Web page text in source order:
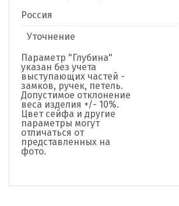
Россия
Уточнение
Параметр "Глубина"
указан без учета
выступающих частей -
замков, ручек, петель.
Допустимое отклонение
веса изделия +/- 10%.
Цвет сейфа и другие
параметры могут
отличаться от
представленных на
фото.